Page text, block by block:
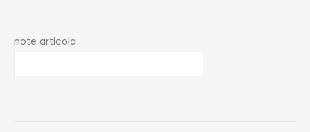
note articolo